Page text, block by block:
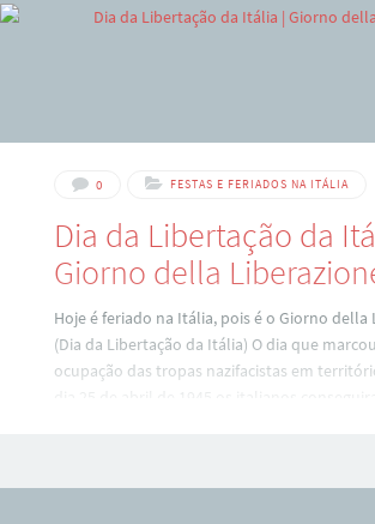
0 FESTAS E FERIADOS NA ITÁLIA
Dia da Libertação da
Giorno della
Hoje é feriado na Itália, pois é o Giorno della
(Dia da Libertação da Itália) O dia que
ocupação das tropas nazifacistas em